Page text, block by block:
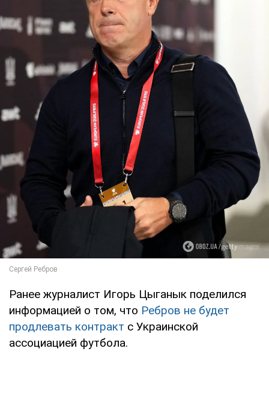
Ранее журналист Игорь Цыганык поделился
информацией о том, что Ребров не будет
продлевать контракт с Украинской
ассоциацией футбола.